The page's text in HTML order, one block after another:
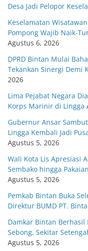
Desa Jadi Pelopor
Keselamatan
Pompong Wajib Naik-
Agustus 6, 2026
DPRD Bintan Mulai
Tekankan Sinergi Demi
2026
Lima Pejabat Negara
Korps Marinir di Lingga
Gubernur Ansar
Lingga Kembali Jadi
Agustus 5, 2026
Wali Kota Lis Apresiasi
Sembako hingga
Agustus 5, 2026
Pemkab Bintan Buka
Direktur BUMD PT.
Damkar Bintan Berhasil
Sebong, Sekitar
Agustus 5, 2026